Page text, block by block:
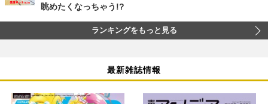
眺めたくなっちゃう!?
ランキングをもっと見る
最新雑誌情報